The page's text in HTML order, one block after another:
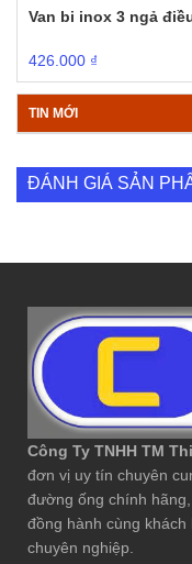
Van bi inox 3 ngả
426.000 ₫
TIN MỚI
ĐÁNH GIÁ SẢN
Công Ty TNHH TM
đơn vị uy tín chuyên
đường ống chính
đồng hành cùng
chuyên nghiệp.